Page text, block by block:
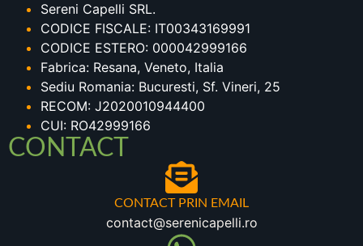
Sereni Capelli SRL.
CODICE FISCALE: IT00343169991
CODICE ESTERO: 000042999166
Fabrica: Resana, Veneto, Italia
Sediu Romania: Bucuresti, Sf. Vineri, 25
RECOM: J2020010944400
CUI: RO42999166
CONTACT
CONTACT PRIN EMAIL
contact@serenicapelli.ro